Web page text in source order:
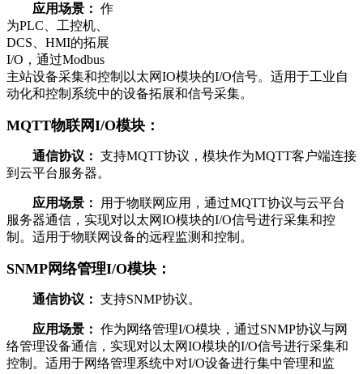
应用场景： 作
为PLC、工控机、
DCS、HMI的拓展
I/O，通过Modbus
主站设备采集和控制以太网IO模块的I/O信号。适用于工业自
动化和控制系统中的设备拓展和信号采集。
MQTT物联网I/O模块：
通信协议： 支持MQTT协议，模块作为MQTT客户端连接
到云平台服务器。
应用场景：
用于物联网应用，通过MQTT协议与云平台
服务器通信，实现对以太网IO模块的I/O信号进行采集和控
制。适用于物联网设备的远程监测和控制。
SNMP网络管理I/O模块：
通信协议： 支持SNMP协议。
应用场景： 作为网络管理I/O模块，通过SNMP协议与网
络管理设备通信，实现对以太网IO模块的I/O信号进行采集和
控制。适用于网络管理系统中对I/O设备进行集中管理和监